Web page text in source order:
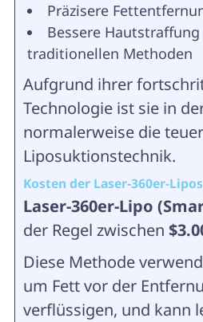
Präzisere
Bessere
traditionellen Methoden
Aufgrund ihrer
Technologie ist sie in
normalerweise die
Liposuktionstechnik.
Kosten der Laser-360er-
Laser-360er-Lipo
der Regel zwischen
Diese Methode
um Fett vor der
verflüssigen, und kann